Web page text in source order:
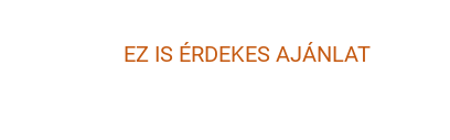
EZ IS ÉRDEKES AJÁNLAT